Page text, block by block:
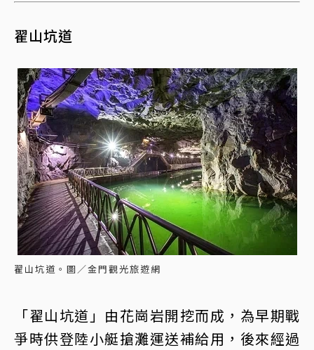
翟山坑道
翟山坑道。圖／金門觀光旅遊網
「翟山坑道」由花崗岩開挖而成，為早期戰
爭時供登陸小艇搶灘運送補給用，後來經過